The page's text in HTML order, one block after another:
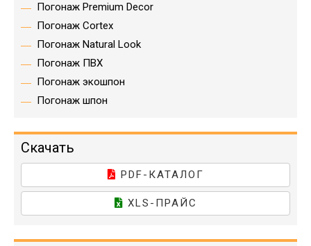
Погонаж Premium Decor
Погонаж Cortex
Погонаж Natural Look
Погонаж ПВХ
Погонаж экошпон
Погонаж шпон
Скачать
PDF-КАТАЛОГ
XLS-ПРАЙС